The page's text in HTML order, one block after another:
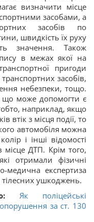
визначити місце
засобами, а
засобів по
швидкість їх руху
значення. Також
в межах якої на
пригоди
засобів,
небезпеки, тощо.
що може допомогти є
наприклад, якщо
втік з місця події, то
автомобіля можна
і інші відомості
місце ДТП. Крім того,
отримали фізичні
медична експертиза
ушкоджень.
Як поліцейські
за ст. 130